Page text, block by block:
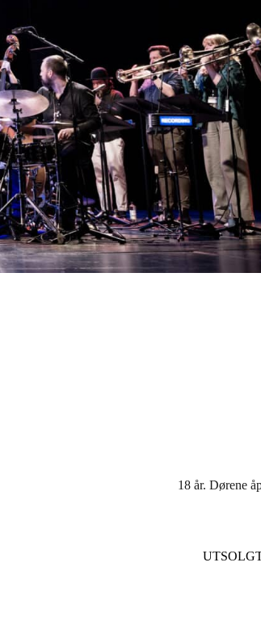
18 år. Dørene